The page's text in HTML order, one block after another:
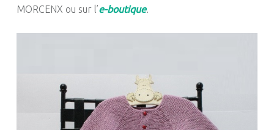
MORCENX ou sur l’e-boutique.